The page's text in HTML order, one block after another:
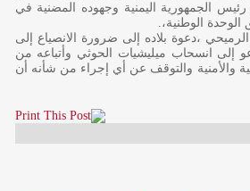
الجمهورية اليمنية وجهوده المضنية في
الوحدة الوطنية،.
،دعوة بلاده إلى ضرورة الانصياع إلى
وخاصة القرار رقم (2216) الذي يدعو إلى انسحاب ميليشيات الحوثي وأتباعه من
والأمنية والتوقف عن أي إجراء من شأنه أن